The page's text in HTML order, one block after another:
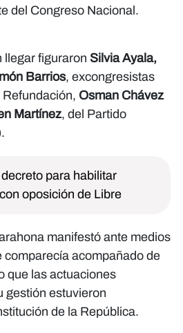
del Congreso Nacional.
llegar figuraron Silvia Ayala,
Barrios, excongresistas
Osman Chávez
Martínez, del Partido
para habilitar
oposición de Libre
manifestó ante medios
comparecía acompañado de
que las actuaciones
gestión estuvieron
de la República.